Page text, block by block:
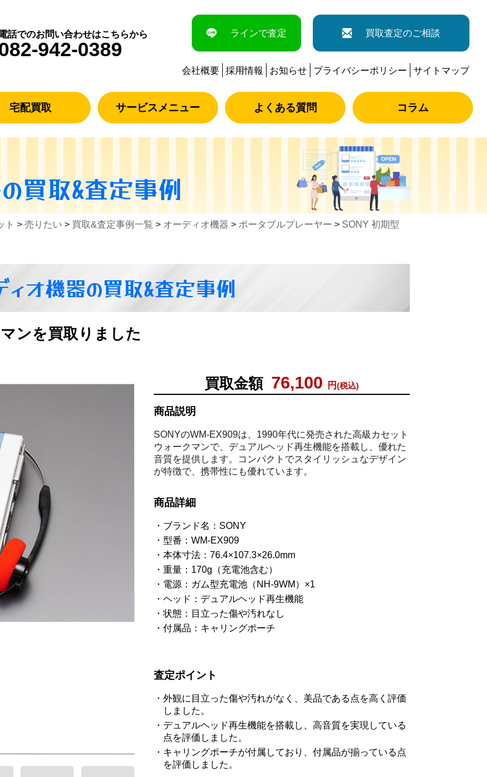
話でのお問い合わせはこちらから
942-0389
ラインで査定 買取査定のご相談
会社概要 採用情報 お知らせ プライバシーポリシー サイトマップ
宅配買取 サービスメニュー よくある質問 コラム
の買取&査定事例
ト > 売りたい > 買取&査定事例一覧 > オーディオ機器 > ポータブルプレーヤー > SONY 初期型
ィオ機器の買取&査定事例
ンを買取りました
買取金額 76,100 円(税込)
商品説明
SONYのWM-EX909は、1990年代に発売された高級カセット
ウォークマンで、デュアルヘッド再生機能を搭載し、優れた
音質を提供します。コンパクトでスタイリッシュなデザイン
が特徴で、携帯性にも優れています。
商品詳細
ブランド名：SONY
型番：WM-EX909
本体寸法：76.4×107.3×26.0mm
重量：170g（充電池含む）
電源：ガム型充電池（NH-9WM）×1
ヘッド：デュアルヘッド再生機能
状態：目立った傷や汚れなし
付属品：キャリングポーチ
査定ポイント
外観に目立った傷や汚れがなく、美品である点を高く評価
しました。
デュアルヘッド再生機能を搭載し、高音質を実現している
点を評価しました。
キャリングポーチが付属しており、付属品が揃っている点
を評価しました。